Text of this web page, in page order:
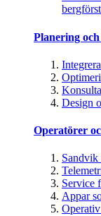
Planering
Design
Operatörer
Sandvik
Service
Appar